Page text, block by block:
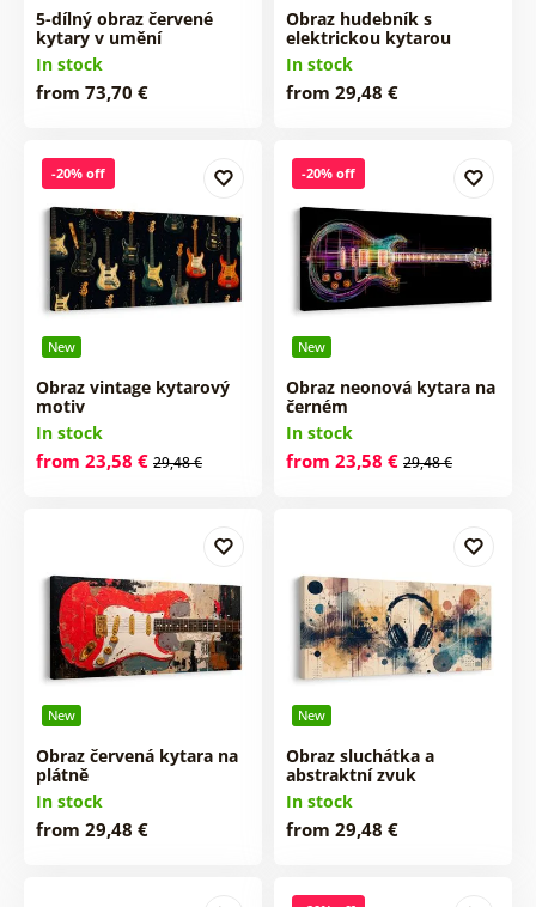
5-dílný obraz červené
kytary v umění
In stock
from 73,70 €
Obraz hudebník s
elektrickou kytarou
In stock
from 29,48 €
New
-20% off
Obraz vintage kytarový
motiv
In stock
from 23,58 € 29,48 €
New
-20% off
Obraz neonová kytara na
černém
In stock
from 23,58 € 29,48 €
New
Obraz červená kytara na
plátně
In stock
from 29,48 €
New
Obraz sluchátka a
abstraktní zvuk
In stock
from 29,48 €